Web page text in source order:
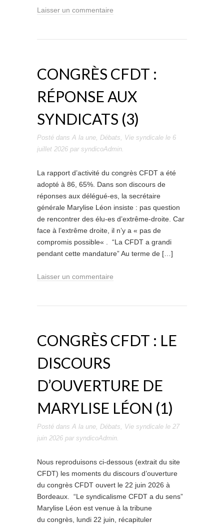
Laisser un commentaire
CONGRÈS CFDT :
RÉPONSE AUX
SYNDICATS (3)
Posté dans A la une, Débats, Vie syndicale le 6
juillet 2026 par syndicoAdmin.
La rapport d’activité du congrès CFDT a été
adopté à 86, 65%. Dans son discours de
réponses aux délégué-es, la secrétaire
générale Marylise Léon insiste : pas question
de rencontrer des élu-es d’extrême-droite. Car
face à l’extrême droite, il n’y a « pas de
compromis possible« . “La CFDT a grandi
pendant cette mandature” Au terme de […]
Laisser un commentaire
CONGRÈS CFDT : LE
DISCOURS
D’OUVERTURE DE
MARYLISE LÉON (1)
Posté dans A la une, Débats, Vie syndicale le 27
juin 2026 par syndicoAdmin.
Nous reproduisons ci-dessous (extrait du site
CFDT) les moments du discours d’ouverture
du congrès CFDT ouvert le 22 juin 2026 à
Bordeaux. “Le syndicalisme CFDT a du sens”
Marylise Léon est venue à la tribune
du congrès, lundi 22 juin, récapituler